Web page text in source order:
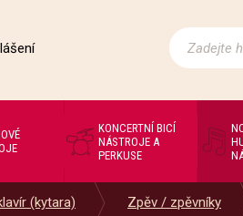
KONCERTNÍ BICÍ
NÁSTROJE A
PERKUSE
(kytara) Zpěv / zpěvníky